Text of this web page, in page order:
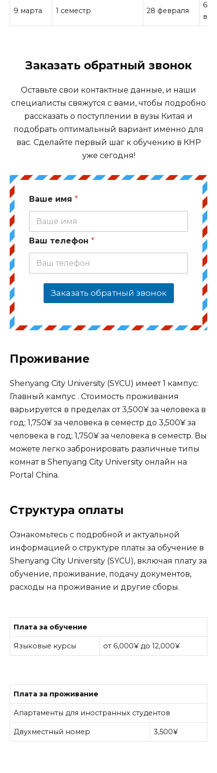
9 марта 1 семестр 28 февраля
все
Заказать обратный звонок
Оставьте свои контактные данные, и наши
специалисты свяжутся с вами, чтобы подробно
рассказать о поступлении в вузы Китая и
подобрать оптимальный вариант именно для
вас. Сделайте первый шаг к обучению в КНР
уже сегодня!
Ваше имя *
Ваш телефон *
Заказать обратный звонок
Проживание
Shenyang City University (SYCU) имеет 1 кампус:
Главный кампус . Стоимость проживания
варьируется в пределах от 3,500¥ за человека в
год; 1,750¥ за человека в семестр до 3,500¥ за
человека в год; 1,750¥ за человека в семестр. Вы
можете легко забронировать различные типы
комнат в Shenyang City University онлайн на
Portal China.
Структура оплаты
Ознакомьтесь с подробной и актуальной
информацией о структуре платы за обучение в
Shenyang City University (SYCU), включая плату за
обучение, проживание, подачу документов,
расходы на проживание и другие сборы.
Плата за обучение
Языковые курсы от 6,000¥ до 12,000¥
Плата за проживание
Апартаменты для иностранных студентов
Двухместный номер 3,500¥